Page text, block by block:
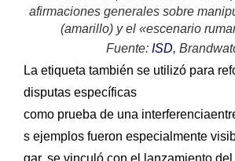
afirmaciones generales sobre
(amarillo) y el «escenario
Fuente: ISD,
La etiqueta también se utilizó para
disputas específicas
como prueba de una
s ejemplos fueron especialmente
gar, se vinculó con el lanzamiento del